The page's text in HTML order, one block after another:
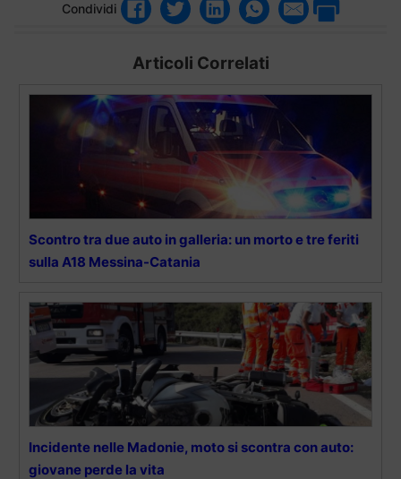
Condividi
Articoli Correlati
Scontro tra due auto in galleria: un morto e tre feriti
sulla A18 Messina-Catania
Incidente nelle Madonie, moto si scontra con auto:
giovane perde la vita